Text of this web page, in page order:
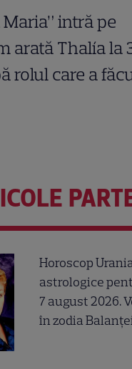
intră pe
arată Thalía la
rolul care a
Horoscop
astrologice
7 august 2026.
în zodia